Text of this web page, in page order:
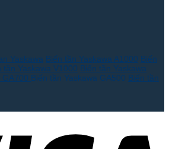
Yaskawa Biến tần Yaskawa A1000 Biến
tần Yaskawa V1000 Biến tần Yaskawa
GA700 Biến tần Yaskawa GA500 Biến tần